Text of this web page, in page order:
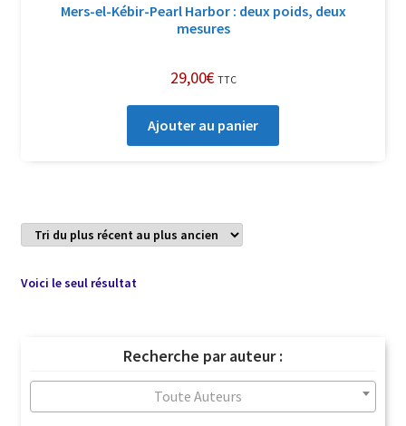
Mers-el-Kébir-Pearl Harbor : deux poids, deux
mesures
29,00€ TTC
Ajouter au panier
Voici le seul résultat
Recherche par auteur :
Toute Auteurs